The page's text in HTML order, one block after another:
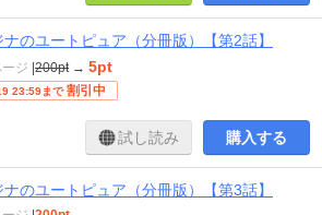
ナのユートピュア（分冊版）【第2話】
ジ 200pt → 5pt
23:59まで 割引中
試し読み 購入する
ナのユートピュア（分冊版）【第3話】